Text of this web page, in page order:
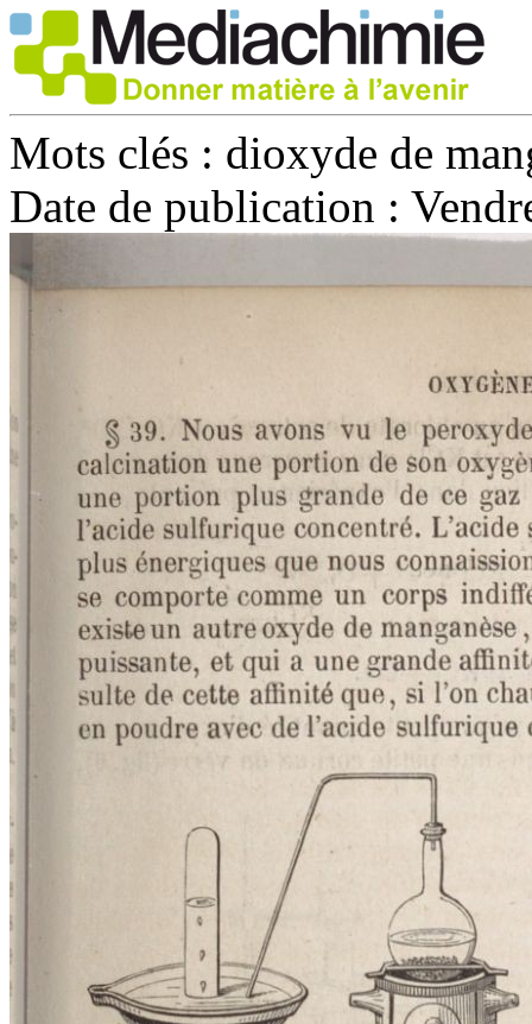
Mots clés : dioxyde de
Date de publication :